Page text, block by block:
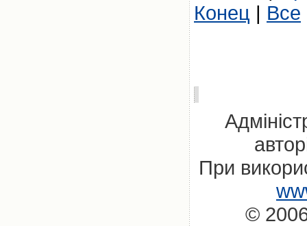
Конец | Все
При
©